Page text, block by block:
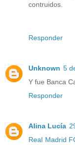
contruidos.
Responder
Unknown 5
Y fue Banca
Responder
Alina Lucía
Real Madrid